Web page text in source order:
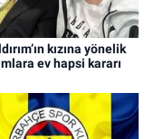
kızına yönelik
ev hapsi kararı